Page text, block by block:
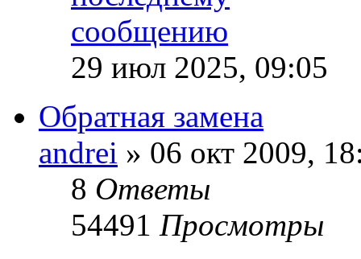
29 июл 2025, 09:05
Обратная замена
andrei » 06 окт 2009,
8 Ответы
54491 Просмотры